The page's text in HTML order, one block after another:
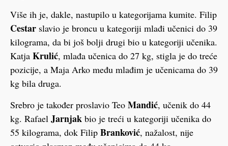
Više ih je, dakle, nastupilo u kategorijama kumite. Filip
Cestar slavio je broncu u kategoriji mlađi učenici do 39
kilograma, da bi još bolji drugi bio u kategoriji učenika.
Katja Krulić, mlađa učenica do 27 kg, stigla je do treće
pozicije, a Maja Arko među mlađim je učenicama do 39
kg bila druga.
Srebro je također proslavio Teo Mandić, učenik do 44
kg. Rafael Jarnjak bio je treći u kategoriji učenika do
55 kilograma, dok Filip Branković, nažalost, nije